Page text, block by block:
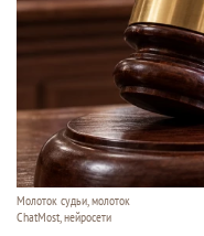
Молоток судьи, молоток
ChatMost, нейросети